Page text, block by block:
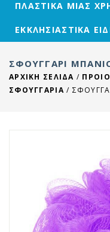
ΠΛΑΣΤΙΚΑ ΜΙΑΣ
ΕΚΚΛΗΣΙΑΣΤΙΚΑ
ΣΦΟΥΓΓΆΡΙ
ΑΡΧΙΚΉ ΣΕΛΊΔΑ /
ΣΦΟΥΓΓΑΡΙΑ/